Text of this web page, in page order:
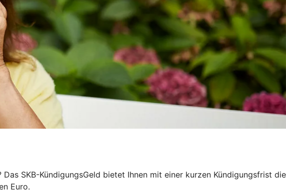
SKB-KündigungsGeld bietet Ihnen mit einer kurzen Kündigungsfrist die
Euro.